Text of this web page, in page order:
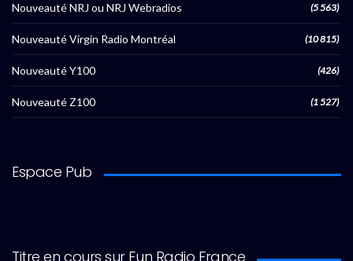
Nouveauté NRJ ou NRJ Webradios (5 563)
Nouveauté Virgin Radio Montréal (10 815)
Nouveauté Y100 (426)
Nouveauté Z100 (1 527)
Espace Pub
Titre en cours sur Fun Radio France